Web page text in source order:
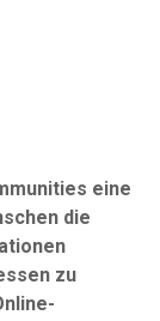
eine
die
zu